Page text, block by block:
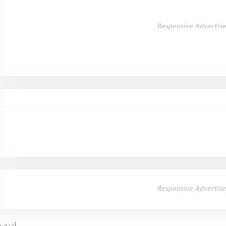
Responsive
Responsive